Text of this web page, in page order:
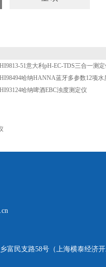
HI9813-51意大利pH-EC-TDS三合一测定
HI98494哈纳HANNA蓝牙多参数12项水
HI93124哈纳啤酒EBC浊度测定仪
富民支路58号（上海横泰经济